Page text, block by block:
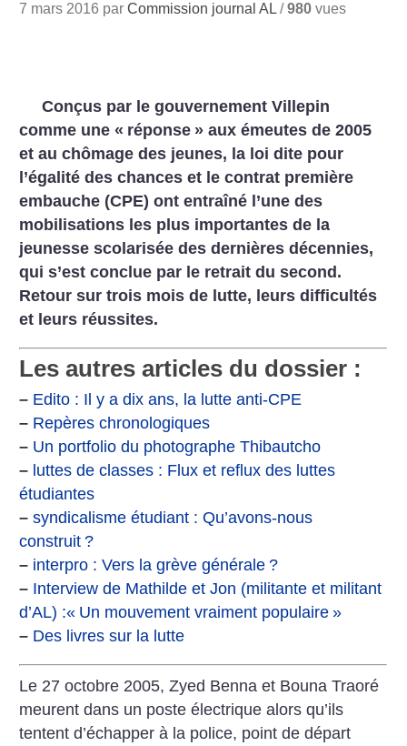
7 mars 2016 parCommission journal AL /980 vues
Conçus par le gouvernement Villepin
comme une « réponse » aux émeutes de 2005
et au chômage des jeunes, la loi dite pour
l’égalité des chances et le contrat première
embauche (CPE) ont entraîné l’une des
mobilisations les plus importantes de la
jeunesse scolarisée des dernières décennies,
qui s’est conclue par le retrait du second.
Retour sur trois mois de lutte, leurs difficultés
et leurs réussites.
Les autres articles du dossier :
– Edito : Il y a dix ans, la lutte anti-CPE
– Repères chronologiques
– Un portfolio du photographe Thibautcho
– luttes de classes : Flux et reflux des luttes
étudiantes
– syndicalisme étudiant : Qu’avons-nous
construit ?
– interpro : Vers la grève générale ?
– Interview de Mathilde et Jon (militante et militant
d’AL) :« Un mouvement vraiment populaire »
– Des livres sur la lutte
Le 27 octobre 2005, Zyed Benna et Bouna Traoré
meurent dans un poste électrique alors qu’ils
tentent d’échapper à la police, point de départ